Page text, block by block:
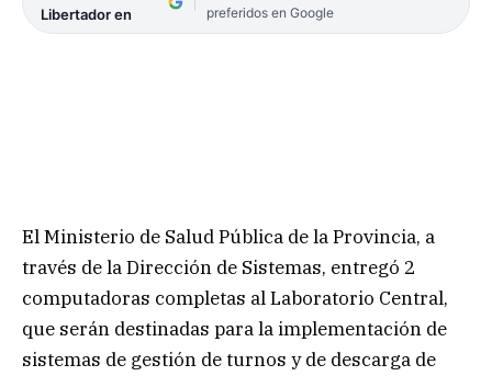
Libertador en
preferidos en Google
El Ministerio de Salud Pública de la Provincia, a
través de la Dirección de Sistemas, entregó 2
computadoras completas al Laboratorio Central,
que serán destinadas para la implementación de
sistemas de gestión de turnos y de descarga de